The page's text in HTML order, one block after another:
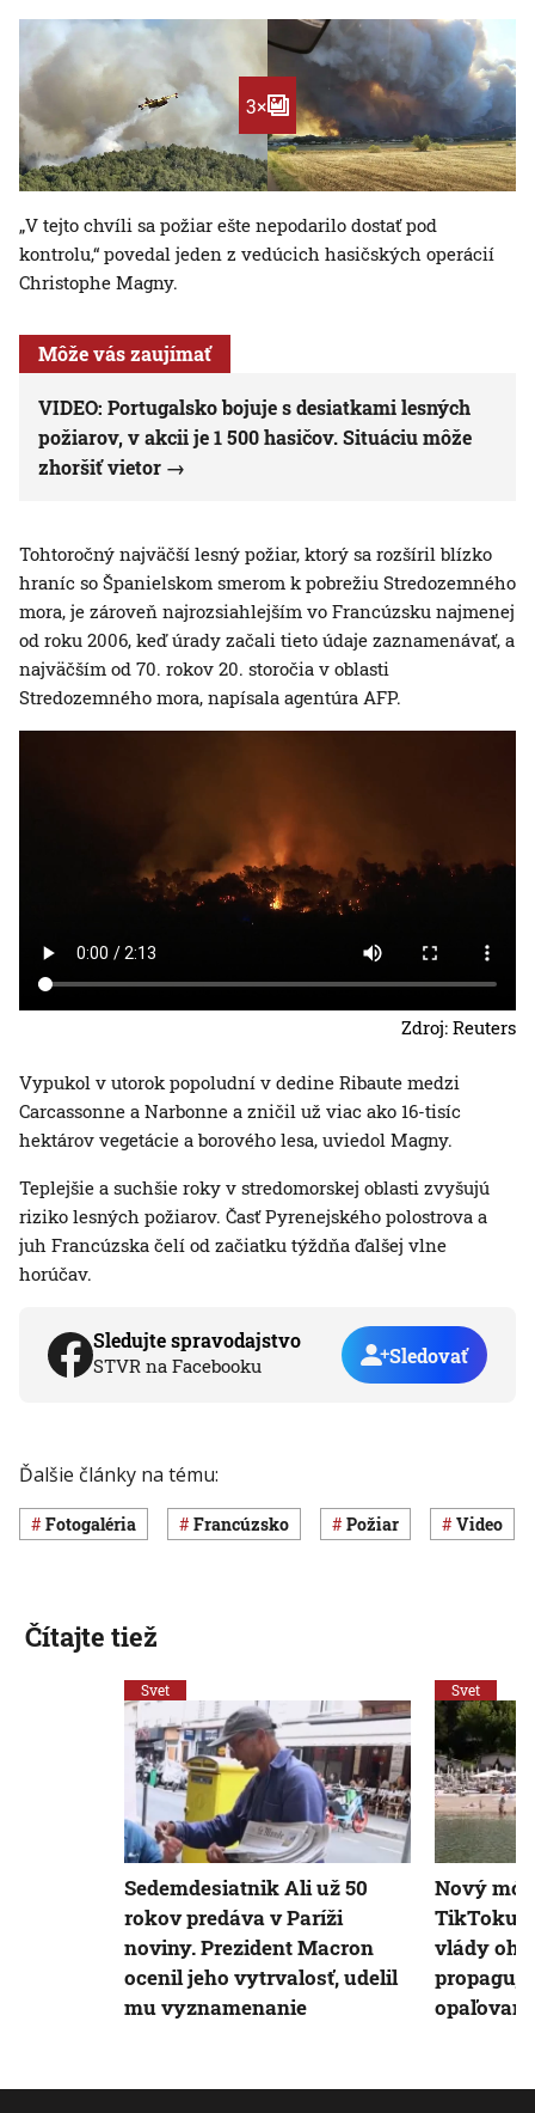
3×
„V tejto chvíli sa požiar ešte nepodarilo dostať pod
kontrolu,“ povedal jeden z vedúcich hasičských operácií
Christophe Magny.
Môže vás zaujímať
VIDEO: Portugalsko bojuje s desiatkami lesných
požiarov, v akcii je 1 500 hasičov. Situáciu môže
zhoršiť vietor
Tohtoročný najväčší lesný požiar, ktorý sa rozšíril blízko
hraníc so Španielskom smerom k pobrežiu Stredozemného
mora, je zároveň najrozsiahlejším vo Francúzsku najmenej
od roku 2006, keď úrady začali tieto údaje zaznamenávať, a
najväčším od 70. rokov 20. storočia v oblasti
Stredozemného mora, napísala agentúra AFP.
Zdroj: Reuters
Vypukol v utorok popoludní v dedine Ribaute medzi
Carcassonne a Narbonne a zničil už viac ako 16-tisíc
hektárov vegetácie a borového lesa, uviedol Magny.
Teplejšie a suchšie roky v stredomorskej oblasti zvyšujú
riziko lesných požiarov. Časť Pyrenejského polostrova a
juh Francúzska čelí od začiatku týždňa ďalšej vlne
horúčav.
Sledujte spravodajstvo
STVR na Facebooku Sledovať
Ďalšie články na tému:
Fotogaléria Francúzsko požiar Video
Čítajte tiež
Svet
Sedemdesiatnik Ali už 50
rokov predáva v Paríži
noviny. Prezident Macron
ocenil jeho vytrvalosť, udelil
mu vyznamenanie
Svet
Nový
TikToku
vlády